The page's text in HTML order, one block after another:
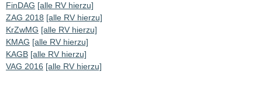
FinDAG [alle RV hierzu]
ZAG 2018 [alle RV hierzu]
KrZwMG [alle RV hierzu]
KMAG [alle RV hierzu]
KAGB [alle RV hierzu]
VAG 2016 [alle RV hierzu]